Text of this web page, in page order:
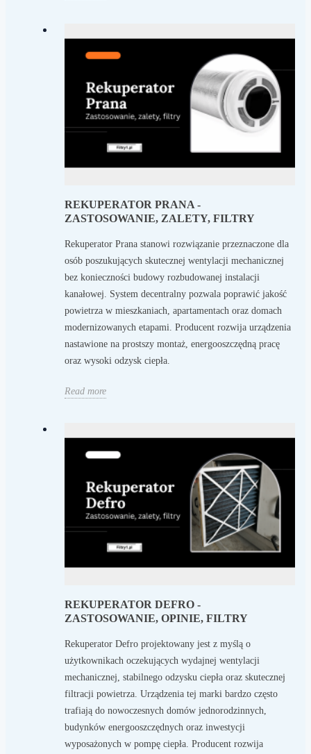
REKUPERATOR PRANA -
ZASTOSOWANIE, ZALETY, FILTRY
Rekuperator Prana stanowi rozwiązanie przeznaczone dla
osób poszukujących skutecznej wentylacji mechanicznej
bez konieczności budowy rozbudowanej instalacji
kanałowej. System decentralny pozwala poprawić jakość
powietrza w mieszkaniach, apartamentach oraz domach
modernizowanych etapami. Producent rozwija urządzenia
nastawione na prostszy montaż, energooszczędną pracę
oraz wysoki odzysk ciepła.
Read more
REKUPERATOR DEFRO -
ZASTOSOWANIE, OPINIE, FILTRY
Rekuperator Defro projektowany jest z myślą o
użytkownikach oczekujących wydajnej wentylacji
mechanicznej, stabilnego odzysku ciepła oraz skutecznej
filtracji powietrza. Urządzenia tej marki bardzo często
trafiają do nowoczesnych domów jednorodzinnych,
budynków energooszczędnych oraz inwestycji
wyposażonych w pompę ciepła. Producent rozwija